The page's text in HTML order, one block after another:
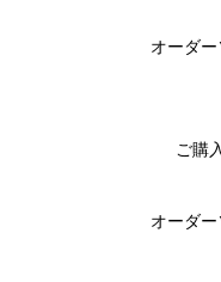
オーダ
ご購
オーダ